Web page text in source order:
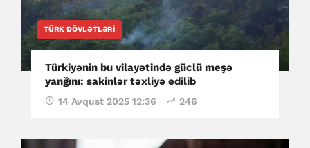
TÜRK DÖVLƏTLƏRI
Türkiyənin bu vilayətində güclü meşə
yanğını: sakinlər təxliyə edilib
14 Avqust 2025 12:36 246